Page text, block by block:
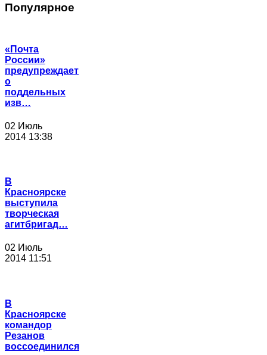
Популярное
«Почта
России»
предупреждает
о
поддельных
изв…
02 Июль
2014 13:38
В
Красноярске
выступила
творческая
агитбригад…
02 Июль
2014 11:51
В
Красноярске
командор
Резанов
воссоединился